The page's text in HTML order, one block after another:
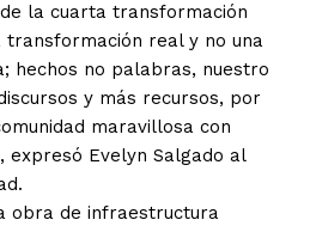
la cuarta transformación
transformación real y no una
hechos no palabras, nuestro
y más recursos, por
maravillosa con
expresó Evelyn Salgado al
obra de infraestructura